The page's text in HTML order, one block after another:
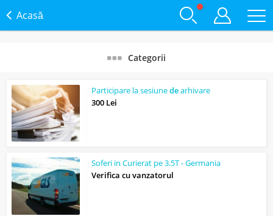
Acasă
Categorii
Participare la sesiunedearhivare
300 Lei
Soferi in Curierat pe 3.5T - Germania
Verifica cu vanzatorul